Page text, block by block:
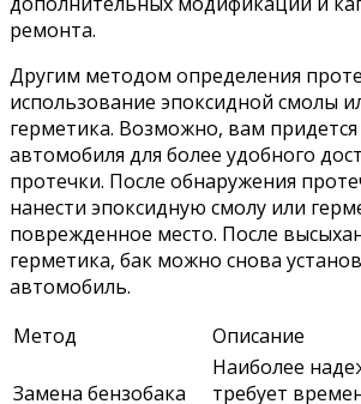
ремонта.
Другим методом определения
использование эпоксидной смолы
герметика. Возможно, вам придется
автомобиля для более удобного
протечки. После обнаружения
нанести эпоксидную смолу или
поврежденное место. После
герметика, бак можно снова
автомобиль.
Метод
Описание
Замена бензобака
Наиболее
требует